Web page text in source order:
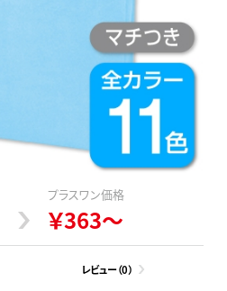
プラスワン価格
￥363～
レビュー（0）